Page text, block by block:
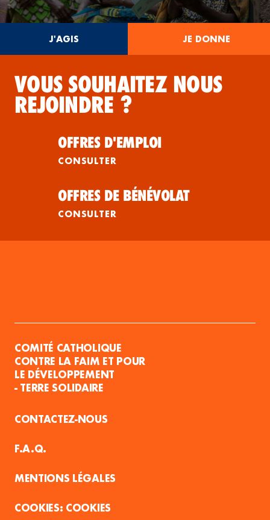
J'AGIS JE DONNE
VOUS SOUHAITEZ NOUS
REJOINDRE ?
OFFRES D'EMPLOI
CONSULTER
OFFRES DE BÉNÉVOLAT
CONSULTER
COMITÉ CATHOLIQUE
CONTRE LA FAIM ET POUR
LE DÉVELOPPEMENT
- TERRE SOLIDAIRE
CONTACTEZ-NOUS
F.A.Q.
MENTIONS LÉGALES
COOKIES